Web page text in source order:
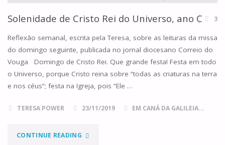
UNIVERSO,
ANO
A"
Solenidade de Cristo Rei do Universo, ano C 3
Reflexão semanal, escrita pela Teresa, sobre as leituras da missa
do domingo seguinte, publicada no jornal diocesano Correio do
Vouga Domingo de Cristo Rei. Que grande festa! Festa em todo
o Universo, porque Cristo reina sobre “todas as criaturas na terra
e nos céus”; festa na Igreja, pois “Ele …
TERESA POWER 23/11/2019 EM CANÁ DA GALILEIA...
CONTINUE READING"SOLENIDADE